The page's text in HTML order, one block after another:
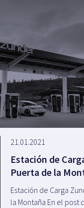
21.01.2021
Estación de
Puerta de la
Estación de Carga
la Montaña En el post